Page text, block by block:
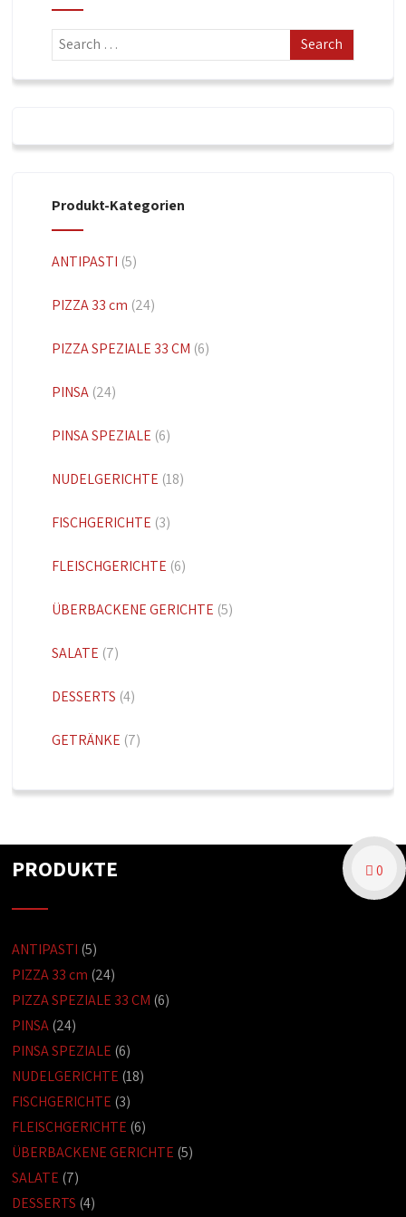
Produkt-Kategorien
ANTIPASTI (5)
PIZZA 33 cm (24)
PIZZA SPEZIALE 33 CM (6)
PINSA (24)
PINSA SPEZIALE (6)
NUDELGERICHTE (18)
FISCHGERICHTE (3)
FLEISCHGERICHTE (6)
ÜBERBACKENE GERICHTE (5)
SALATE (7)
DESSERTS (4)
GETRÄNKE (7)
PRODUKTE
ANTIPASTI (5)
PIZZA 33 cm (24)
PIZZA SPEZIALE 33 CM (6)
PINSA(24)
PINSA SPEZIALE (6)
NUDELGERICHTE (18)
FISCHGERICHTE (3)
FLEISCHGERICHTE (6)
ÜBERBACKENE GERICHTE (5)
SALATE (7)
DESSERTS (4)
0